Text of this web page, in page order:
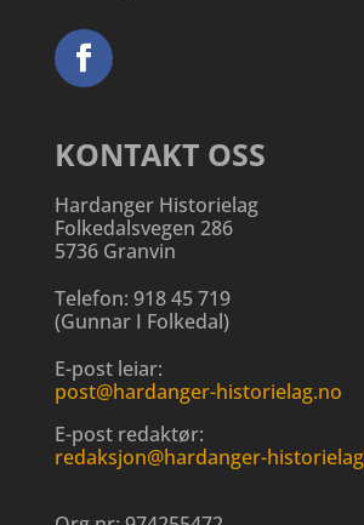
KONTAKT OSS
Hardanger Historielag
Folkedalsvegen 286
5736 Granvin
Telefon: 918 45 719
(Gunnar I Folkedal)
E-post leiar:
post@hardanger-historielag.no
E-post redaktør:
redaksjon@hardanger-